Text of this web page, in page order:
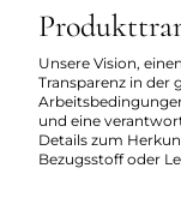
Unsere Vision,
Transparenz in der
und eine
Details zum
Bezugsstoff oder